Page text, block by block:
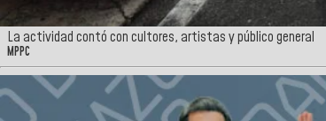
La actividad contó con cultores, artistas y público general
MPPC